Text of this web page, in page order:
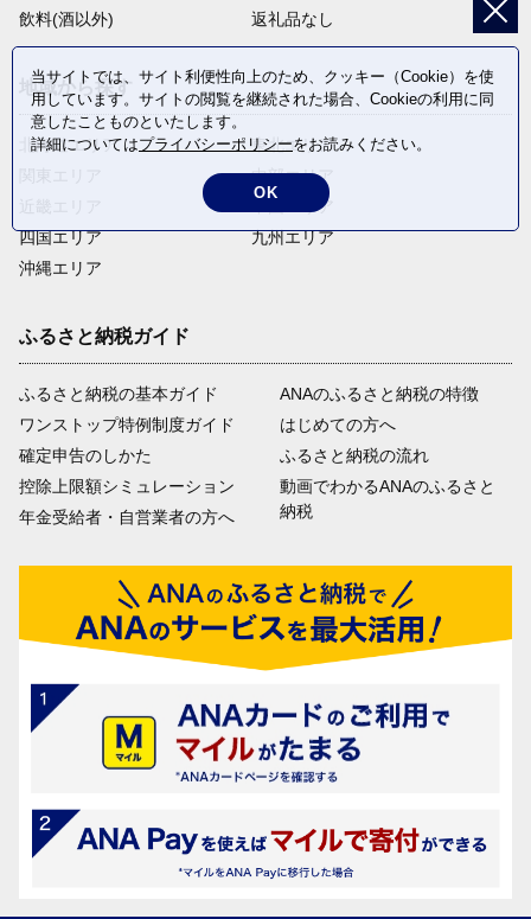
飲料(酒以外)
返礼品なし
地域から探す
北海道エリア
四国エリア
沖縄エリア
東北エリア
中部エリア
中国エリア
九州エリア
ふるさと納税ガイド
ふるさと納税の基本ガイド
ワンストップ特例制度ガイド
確定申告のしかた
控除上限額シミュレーション
年金受給者・自営業者の方へ
ANAのふるさと納税の特徴
はじめての方へ
ふるさと納税の流れ
動画でわかるANAのふるさと
納税
当サイトでは、サイト利便性向上のため、クッキー（Cookie）を使
用しています。サイトの閲覧を継続された場合、Cookieの利用に同
意したことものといたします。
詳細についてはプライバシーポリシーをお読みください。
OK